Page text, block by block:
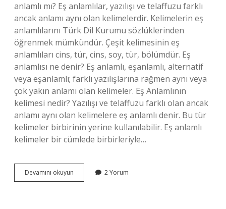
anlamlı mı? Eş anlamlılar, yazılışı ve telaffuzu farklı
ancak anlamı aynı olan kelimelerdir. Kelimelerin eş
anlamlılarını Türk Dil Kurumu sözlüklerinden
öğrenmek mümkündür. Çeşit kelimesinin eş
anlamlıları cins, tür, cins, soy, tür, bölümdür. Eş
anlamlısı ne denir? Eş anlamlı, eşanlamlı, alternatif
veya eşanlamlı; farklı yazılışlarına rağmen aynı veya
çok yakın anlamı olan kelimeler. Eş Anlamlının
kelimesi nedir? Yazılışı ve telaffuzu farklı olan ancak
anlamı aynı olan kelimelere eş anlamlı denir. Bu tür
kelimeler birbirinin yerine kullanılabilir. Eş anlamlı
kelimeler bir cümlede birbirleriyle…
Devamını okuyun
Kelimesinin
2 Yorum